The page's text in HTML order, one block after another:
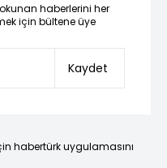
haberlerini her
için bültene üye
Kaydet
habertürk uygulamasını